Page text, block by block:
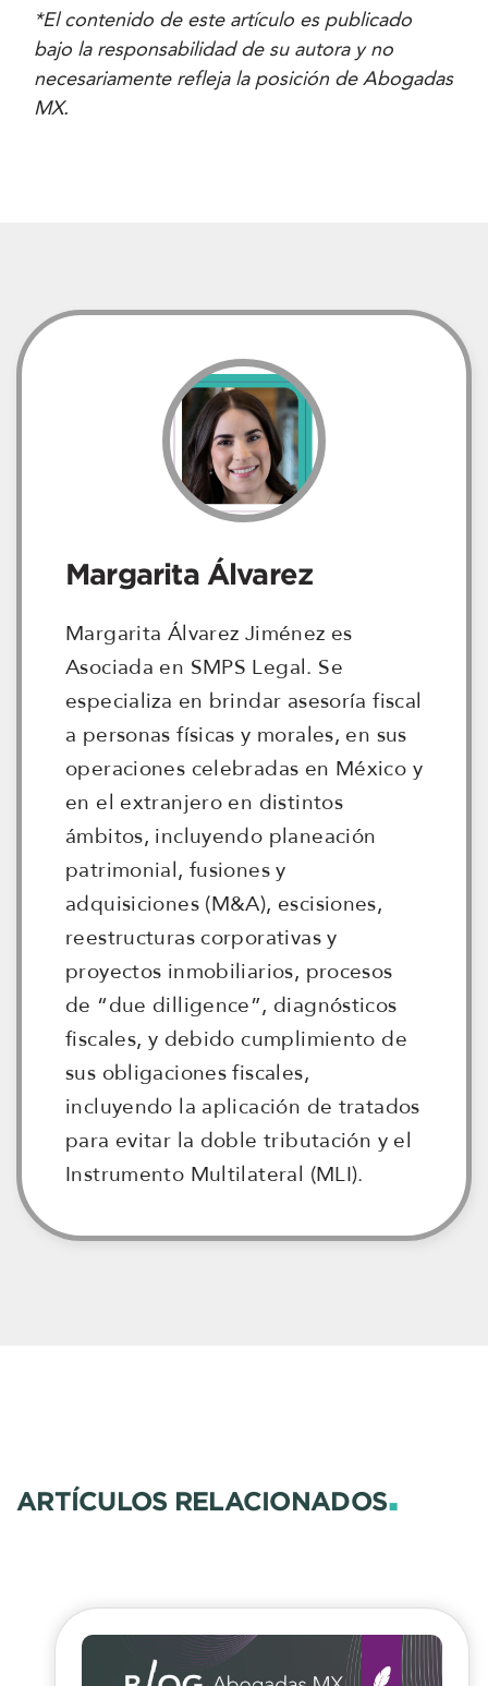
*El contenido de este artículo es publicado
bajo la responsabilidad de su autora y no
necesariamente refleja la posición de Abogadas
MX.
Margarita Álvarez
Margarita Álvarez Jiménez es
Asociada en SMPS Legal. Se
especializa en brindar asesoría fiscal
a personas físicas y morales, en sus
operaciones celebradas en México y
en el extranjero en distintos
ámbitos, incluyendo planeación
patrimonial, fusiones y
adquisiciones (M&A), escisiones,
reestructuras corporativas y
proyectos inmobiliarios, procesos
de “due dilligence”, diagnósticos
fiscales, y debido cumplimiento de
sus obligaciones fiscales,
incluyendo la aplicación de tratados
para evitar la doble tributación y el
Instrumento Multilateral (MLI).
ARTÍCULOS RELACIONADOS.